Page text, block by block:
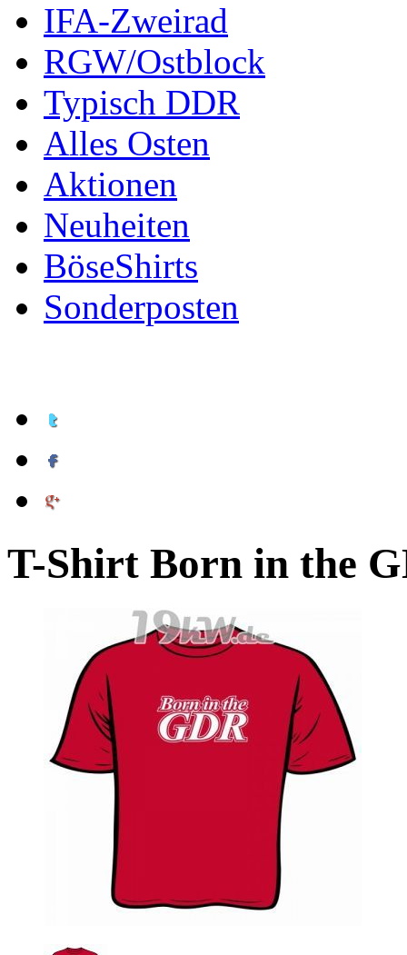
IFA-Zweirad
RGW/Ostblock
Typisch DDR
Alles Osten
Aktionen
Neuheiten
BöseShirts
Sonderposten
T-Shirt Born in the